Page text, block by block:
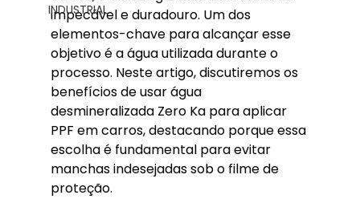
INDUSTRIAL
impecável e duradouro. Um dos
elementos-chave para alcançar esse
objetivo é a água utilizada durante o
processo. Neste artigo, discutiremos os
benefícios de usar água
desmineralizada Zero Ka para aplicar
PPF em carros, destacando porque essa
escolha é fundamental para evitar
manchas indesejadas sob o filme de
proteção.